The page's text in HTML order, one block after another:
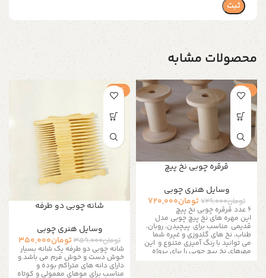
محصولات مشابه
-1%
قرقره چوبی نخ پیچ
وسایل هنری چوبی
تومان729,000تومان720,000
۶ عدد قرقره چوبی نخ پیچ
این مهره های نخ پیچ چوبی مدل
قدیمی مناسب برای پیچیدن، روبان،
طناب، نخ های گلدوزی و غیره شما
می توانید با رنگ آمیزی متنوع و این
مهرهای نخ پیچ چوبی را برای پروژه
های هنری و صنایع دستی استفاده
کنید این مجموعه برای بچه ها عالی
-3%
شانه چوبی دو طرفه
وسایل هنری چوبی
تومان359,000تومان350,000
شانه چوبی دو طرفه یک شانه بسیار
خوش دست و خوش فرم می باشد و
دارای دانه های متراکم بوده و
مناسب برای موهای معمولی و کوتاه